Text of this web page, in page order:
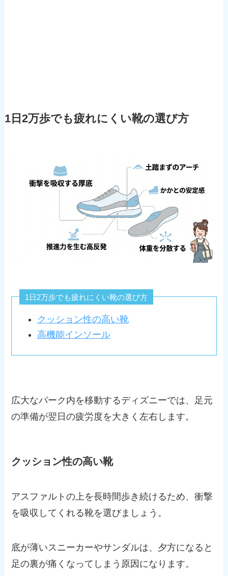
1日2万歩でも疲れにくい靴の選び方
1日2万歩でも疲れにくい靴の選び方
クッション性の高い靴
高機能インソール
広大なパーク内を移動するディズニーでは、足元
の準備が翌日の疲労度を大きく左右します。
クッション性の高い靴
アスファルトの上を長時間歩き続けるため、衝撃
を吸収してくれる靴を選びましょう。
底が薄いスニーカーやサンダルは、夕方になると
足の裏が痛くなってしまう原因になります。